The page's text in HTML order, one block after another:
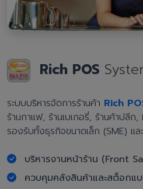
Rich POS
ระบบบริหารจัดการร้านค้า Rich
ร้านกาแฟ, ร้านเบเกอรี่, ร้านค้าปลีก,
รองรับทั้งธุรกิจขนาดเล็ก (SME) แ
บริหารงานหน้าร้าน (Front
ควบคุมคลังสินค้าและสต็อกแบ